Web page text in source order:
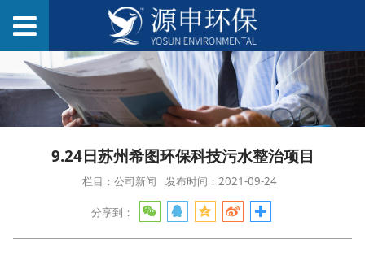
9.24日苏州希图环保科技污水整治项目
栏目：公司新闻 发布时间：2021-09-24
分享到：